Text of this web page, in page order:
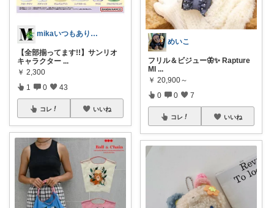
mikaいつもありがとうございます🩷
【全部揃ってます!!】サンリオ
キャラクター ...
￥ 2,300
1 0 43
コレ いいね
めいこ
フリル＆ビジュー🦋✨ Rapture
MI ...
￥ 20,900～
0 0 7
コレ いいね